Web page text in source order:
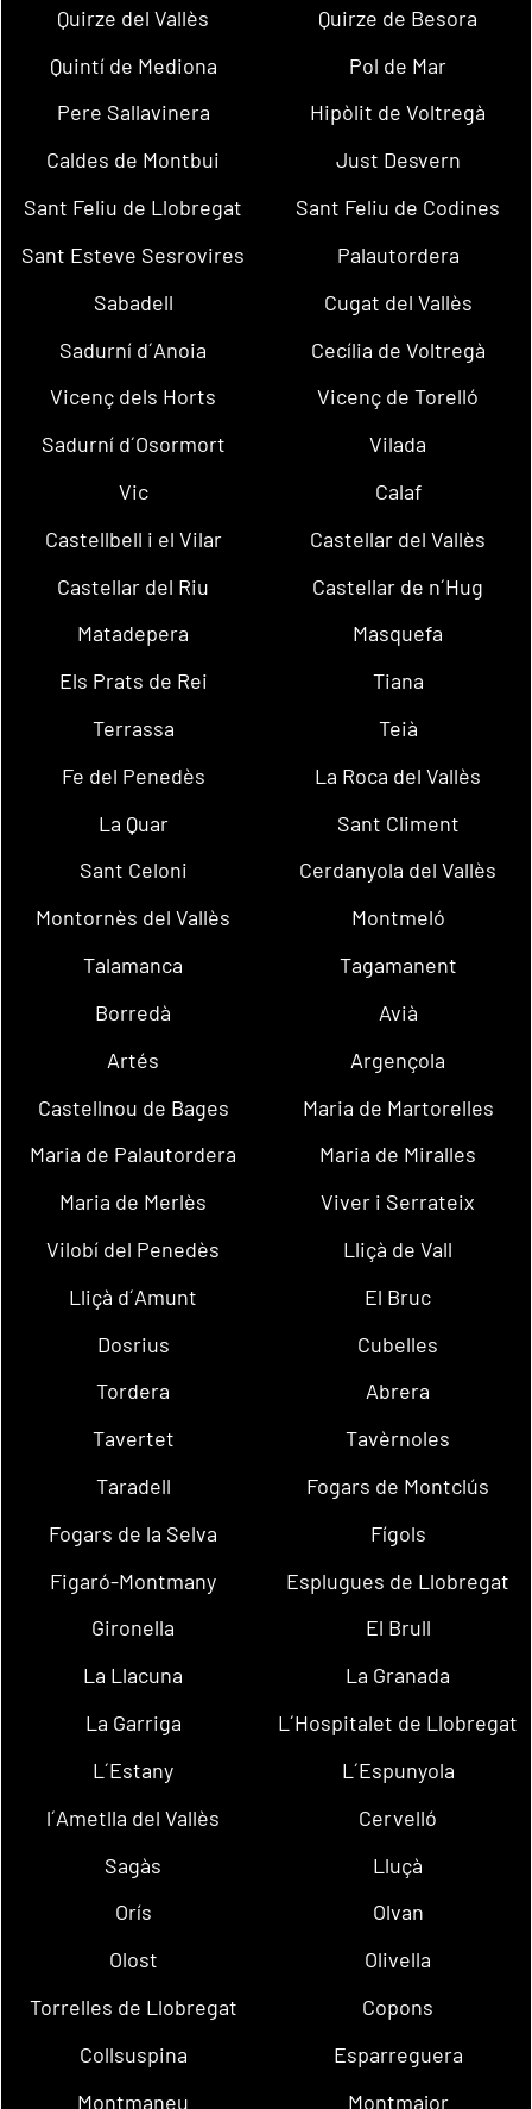
Quirze del Vallès
Quirze de Besora
Quintí de Mediona
Pol de Mar
Pere Sallavinera
Hipòlit de Voltregà
Caldes de Montbui
Just Desvern
Sant Feliu de Llobregat
Sant Feliu de Codines
Sant Esteve Sesrovires
Palautordera
Sabadell
Cugat del Vallès
Sadurní d´Anoia
Cecília de Voltregà
Vicenç dels Horts
Vicenç de Torelló
Sadurní d´Osormort
Vilada
Vic
Calaf
Castellbell i el Vilar
Castellar del Vallès
Castellar del Riu
Castellar de n´Hug
Matadepera
Masquefa
Els Prats de Rei
Tiana
Terrassa
Teià
Fe del Penedès
La Roca del Vallès
La Quar
Sant Climent
Sant Celoni
Cerdanyola del Vallès
Montornès del Vallès
Montmeló
Talamanca
Tagamanent
Borredà
Avià
Artés
Argençola
Castellnou de Bages
Maria de Martorelles
Maria de Palautordera
Maria de Miralles
Maria de Merlès
Viver i Serrateix
Vilobí del Penedès
Lliçà de Vall
Lliçà d´Amunt
El Bruc
Dosrius
Cubelles
Tordera
Abrera
Tavertet
Tavèrnoles
Taradell
Fogars de Montclús
Fogars de la Selva
Fígols
Figaró-Montmany
Esplugues de Llobregat
Gironella
El Brull
La Llacuna
La Granada
La Garriga
L´Hospitalet de Llobregat
L´Estany
L´Espunyola
l´Ametlla del Vallès
Cervelló
Sagàs
Lluçà
Orís
Olvan
Olost
Olivella
Torrelles de Llobregat
Copons
Collsuspina
Esparreguera
Montmaneu
Montmajor